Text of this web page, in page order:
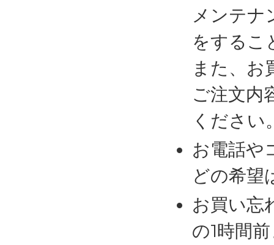
メンテナ
をするこ
また、お
ご注文内
ください
お電話や
どの希望
お買い忘
の1時間